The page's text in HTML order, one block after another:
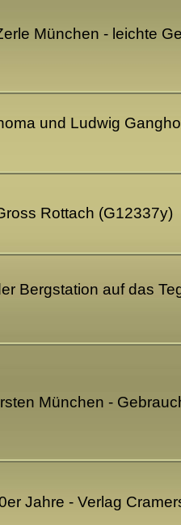
München - leichte
und Ludwig
Rottach (G12337y)
Bergstation auf das
München -
Jahre - Verlag